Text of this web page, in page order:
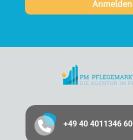
+49 40 4011346 60